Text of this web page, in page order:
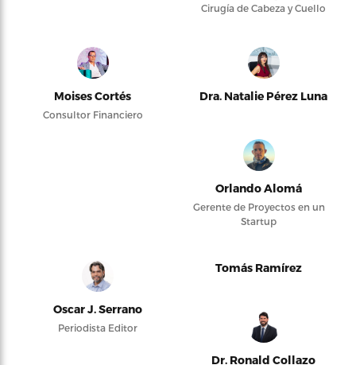
Cirugía de Cabeza y Cuello
Moises Cortés
Consultor Financiero
Dra. Natalie Pérez Luna
Orlando Alomá
Gerente de Proyectos en un
Startup
Oscar J. Serrano
Periodista Editor
Tomás Ramírez
Dr. Ronald Collazo